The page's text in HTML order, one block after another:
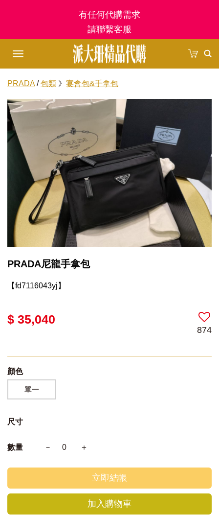
有任何代購需求
請聯繫客服
Toggle
訂單管理
商品分類
最新商品
PRADA /包類 》 宴會包&手拿包
PRADA尼龍手拿包
【fd7116043yj】
$ 35,040
874
顏色
單一
尺寸
數量 － 0 ＋
立即結帳
加入購物車